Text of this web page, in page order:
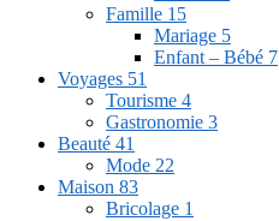
Famille 15
Mariage 5
Enfant – Bébé 7
Voyages 51
Tourisme 4
Gastronomie 3
Beauté 41
Mode 22
Maison 83
Bricolage 1